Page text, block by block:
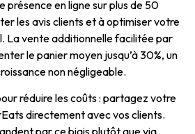
présence en ligne sur plus de 50
les avis clients et à optimiser votre
La vente additionnelle facilitée par
le panier moyen jusqu’à 30%, un
non négligeable.
réduire les coûts : partagez votre
directement avec vos clients.